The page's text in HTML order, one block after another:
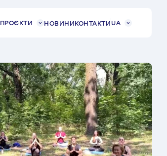
ПРОЄКТИ НОВИНИКОНТАКТИUA